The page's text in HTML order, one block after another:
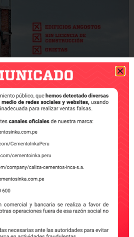
pueden provocar los
desde la elección de
producción de cemento en Lima
técnicos básicos o la
Estas construcciones
de cabeza con el tiempo, si